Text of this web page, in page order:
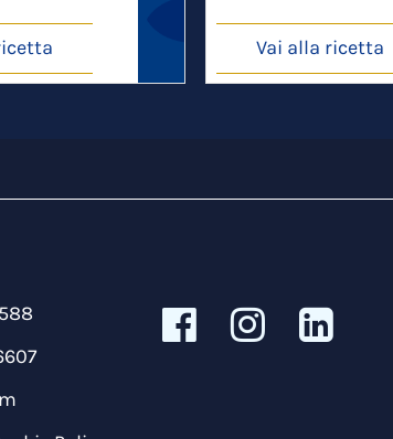
Vai alla ricetta